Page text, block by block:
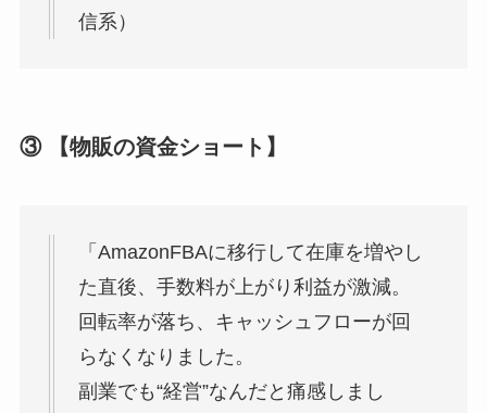
信系）
③ 【物販の資金ショート】
「AmazonFBAに移行して在庫を増やし
た直後、手数料が上がり利益が激減。
回転率が落ち、キャッシュフローが回
らなくなりました。
副業でも“経営”なんだと痛感しまし